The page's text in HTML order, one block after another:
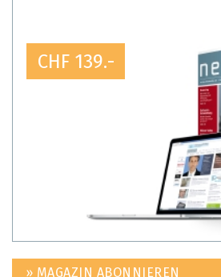
CHF 139.-
» MAGAZIN ABONNIEREN